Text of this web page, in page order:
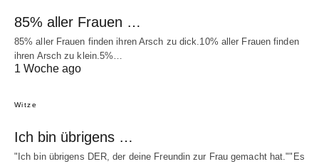
85% aller Frauen …
85% aller Frauen finden ihren Arsch zu dick.10% aller Frauen finden
ihren Arsch zu klein.5%…
1 Woche ago
Witze
Ich bin übrigens …
"Ich bin übrigens DER, der deine Freundin zur Frau gemacht hat.""Es